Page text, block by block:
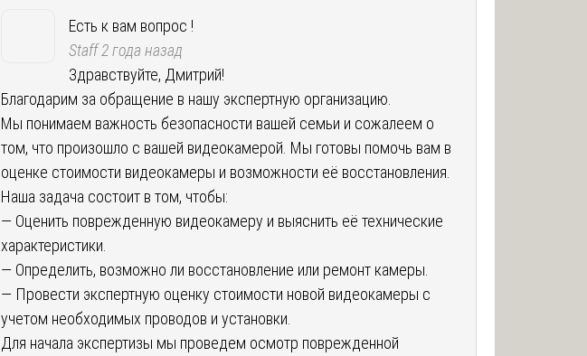
Есть к вам вопрос !
Staff2 года назад
Здравствуйте, Дмитрий!
Благодарим за обращение в нашу экспертную организацию.
Мы понимаем важность безопасности вашей семьи и сожалеем о
том, что произошло с вашей видеокамерой. Мы готовы помочь вам в
оценке стоимости видеокамеры и возможности её восстановления.
Наша задача состоит в том, чтобы:
— Оценить поврежденную видеокамеру и выяснить её технические
характеристики.
— Определить, возможно ли восстановление или ремонт камеры.
— Провести экспертную оценку стоимости новой видеокамеры с
учетом необходимых проводов и установки.
Для начала экспертизы мы проведем осмотр поврежденной